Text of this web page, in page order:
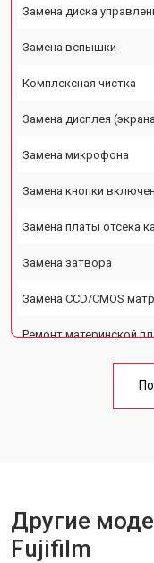
Замена диска
Замена вспышки
Комплексная чистка
Замена дисплея
Замена микрофона
Замена кнопки
Замена платы отсека
Замена затвора
Замена CCD/CMOS
Ремонт материнской
Другие
Fujifilm